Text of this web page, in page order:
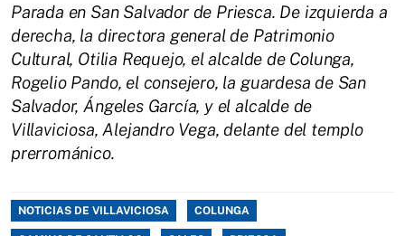
Parada en San Salvador de Priesca. De izquierda a
derecha, la directora general de Patrimonio
Cultural, Otilia Requejo, el alcalde de Colunga,
Rogelio Pando, el consejero, la guardesa de San
Salvador, Ángeles García, y el alcalde de
Villaviciosa, Alejandro Vega, delante del templo
prerrománico.
NOTICIAS DE VILLAVICIOSA COLUNGA